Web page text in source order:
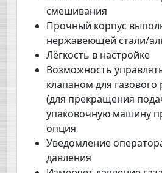
смешивания
Прочный корпус
нержавеющей стали/
Лёгкость в настройке
Возможность
клапаном для газового
(для прекращения
упаковочную машину
опция
Уведомление
давления